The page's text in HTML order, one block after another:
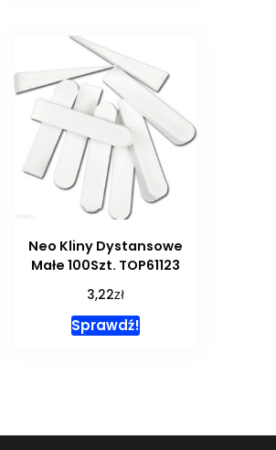
Neo Kliny Dystansowe
Małe 100Szt. TOP61123
3,22zł
Sprawdź!